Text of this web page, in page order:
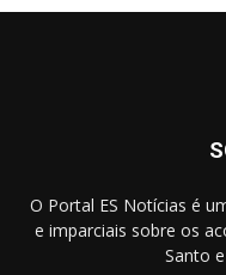
O Portal ES Notícias é
e imparciais sobre os
Santo